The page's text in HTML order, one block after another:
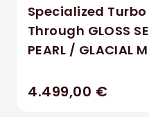
Specialized
Through GLOSS
PEARL / GLACIAL
4.499,00 €